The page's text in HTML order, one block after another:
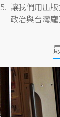
讓我們用出
政治與台灣龐